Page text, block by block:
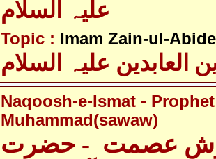
Topic : Imam Zain-ul-
العابدین علیہ السلام
Naqoosh-e-Ismat - Prophet
Muhammad(sawaw)
عصمت - حضرت